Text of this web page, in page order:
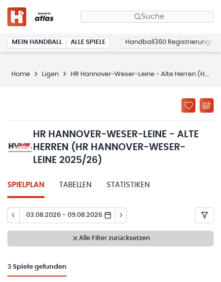
Suche
MEIN HANDBALL ALLE SPIELE Handball360 Registrierung
Home Ligen HR Hannover-Weser-Leine - Alte Herren (HR Hannover-Weser-Leine 2025/26)
HR HANNOVER-WESER-LEINE - ALTE
HERREN (HR HANNOVER-WESER-
LEINE 2025/26)
SPIELPLAN TABELLEN STATISTIKEN
03.08.2026 - 09.08.2026
Alle Filter zurücksetzen
3 Spiele gefunden